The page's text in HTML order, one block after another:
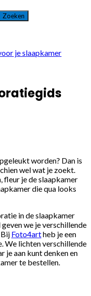
je slaapkamer
worden? Dan is
wel wat je zoekt.
fleur je de slaapkamer
die qua looks
in de slaapkamer
we je verschillende
Foto4artheb je een
We lichten verschillende
je aan kunt denken en
te bestellen.